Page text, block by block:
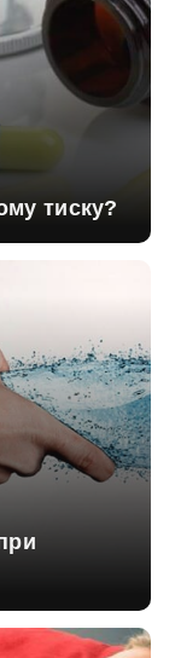
тиску?